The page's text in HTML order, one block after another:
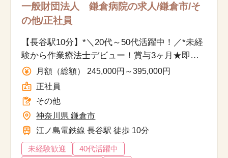
運営会社
一般財団法人 鎌倉病院の求人/鎌倉市/そ
の他/正社員
【長谷駅10分】*＼20代～50代活躍中！／*未経
験から作業療法士デビュー！賞与3ヶ月★即日
勤務OK月額（総額） 245,000円～395,000円
正社員
その他
神奈川県 鎌倉市
江ノ島電鉄線 長谷駅 徒歩 10分
未経験歓迎
40代活躍中